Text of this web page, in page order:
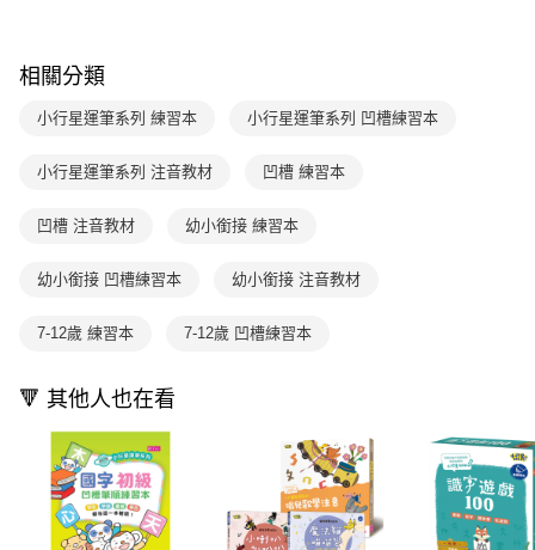
用戶於交易時，得透過本服務購買商品或服務，並由商店將買賣／分期付款
2.基於同意付款使用「大哥付你分期」之契約關係目的，商店將以您的個人
由本公司與您本人進行分期帳單所需資料之確認、核對及更正。
3.完整用戶服務條款，請詳閱以下連結：https://oppay.tw/userRule
※ 請注意：結帳手續完成當下不需立刻繳費，但若您需要取消訂單，請聯絡
購買商品的店家。未經商家同意取消之訂單仍視為有效，需透過AFTEE先享
後付繳納相關費用。
※ 交易是否成功請以「AFTEE先享後付 」之結帳頁面顯示為準，若有關於
客戶支援中心」https://netprotections.freshdesk.com/support/home
【注意事項】
１．透過由恩沛科技股份有限公司提供之「AFTEE先享後付」服務完成之交
權轉讓予恩沛科技股份有限公司。
https://aftee.tw/terms/#terms3
３．未成年的使用者請事先徵得法定代理人或監護人之同意方可使用
任。
４．使用「AFTEE先享後付」時，將依據個別帳號之用戶狀況，依本公司即
時審查核予不同之上限額度；若仍有額度不足之情形，本公司將視審查結果
請求用戶進行身份認證。
５．嚴禁一人註冊多個帳號或使用他人資訊註冊。若發現惡意使用之情形，
恩沛科技股份有限公司將有權停止該用戶之使用額度並採取法律行動。
每筆NT$70，滿NT$800(含以上)免運費
離島宅配（澎湖、金門、馬祖、小琉球；不適用於郵局i郵箱）
每筆NT$200
相關分類
小行星運筆系列 練習本 小行星運筆系列 凹槽練習本
小行星運筆系列 注音教材 凹槽 練習本
凹槽 注音教材 幼小銜接 練習本
幼小銜接 凹槽練習本 幼小銜接 注音教材
7-12歲 練習本 7-12歲 凹槽練習本
🔻 其他人也在看